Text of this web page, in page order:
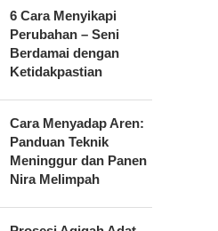
6 Cara Menyikapi
Perubahan – Seni
Berdamai dengan
Ketidakpastian
Cara Menyadap Aren:
Panduan Teknik
Meninggur dan Panen
Nira Melimpah